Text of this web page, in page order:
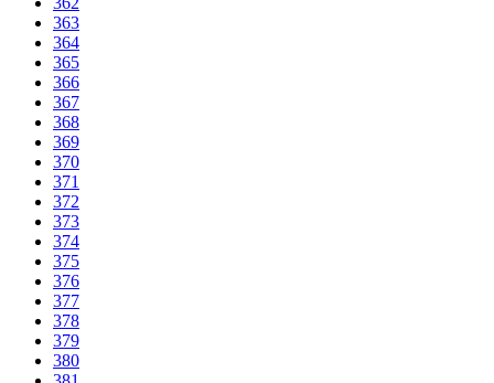
363
364
365
366
367
368
369
370
371
372
373
374
375
376
377
378
379
380